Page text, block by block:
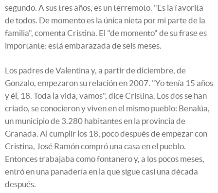
segundo. A sus tres años, es un terremoto. "Es la favorita
de todos. De momento es la única nieta por mi parte de la
familia", comenta Cristina. El "de momento" de su frase es
importante: está embarazada de seis meses.
Los padres de Valentina y, a partir de diciembre, de
Gonzalo, empezaron su relación en 2007. "Yo tenía 15 años
y él, 18. Toda la vida, vamos", dice Cristina. Los dos se han
criado, se conocieron y viven en el mismo pueblo: Benalúa,
un municipio de 3.280 habitantes en la provincia de
Granada. Al cumplir los 18, poco después de empezar con
Cristina, José Ramón compró una casa en el pueblo.
Entonces trabajaba como fontanero y, a los pocos meses,
entró en una panadería en la que sigue casi una década
después.